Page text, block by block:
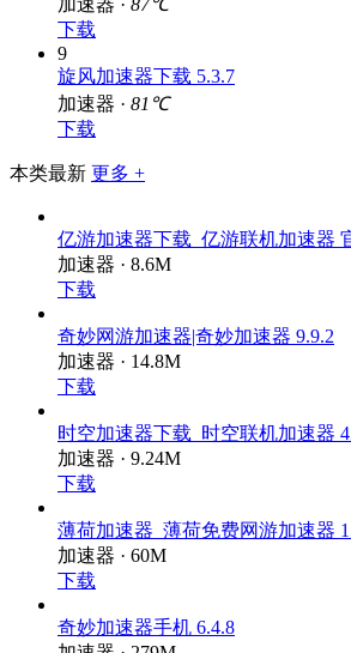
下载
9
旋风加速器下载 5.3.7
加速器 · 81℃
下载
本类最新 更多 +
亿游加速器下载_亿游联机加速器
加速器 · 8.6M
下载
奇妙网游加速器|奇妙加速器 9.9.2
加速器 · 14.8M
下载
时空加速器下载_时空联机加速器
加速器 · 9.24M
下载
薄荷加速器_薄荷免费网游加速器
加速器 · 60M
下载
奇妙加速器手机 6.4.8